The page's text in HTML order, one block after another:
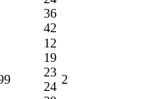
36
42
12
19
23
24
2